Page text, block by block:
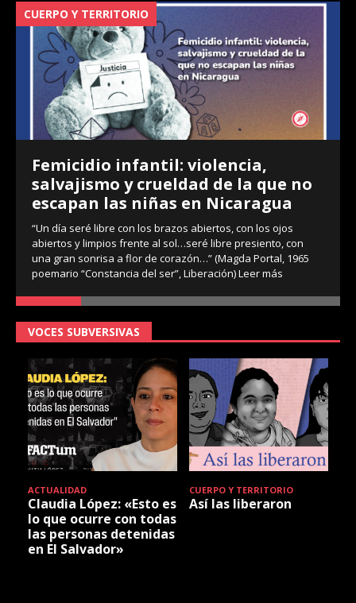
CUERPO Y TERRITORIO
Femicidio infantil: violencia,
salvajismo y crueldad de la que no
escapan las niñas en Nicaragua
“Un día seré libre con los brazos abiertos, con los ojos
abiertos y limpios frente al sol…seré libre presiento, con
una gran sonrisa a flor de corazón…” (Magda Portal, 1965
poemario “Constancia del ser”, Liberación)Leer más
VOCES SUBVERSIVAS
ACTUALIDAD
Claudia López: «Esto es
lo que ocurre con todas
las personas detenidas
en El Salvador»
CUERPO Y TERRITORIO
Así las liberaron